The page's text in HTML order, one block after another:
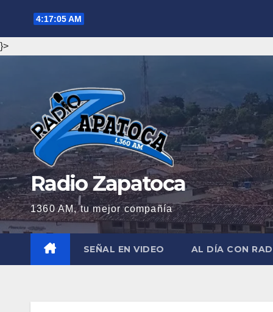
contenido
4:17:07 AM
}>
Radio Zapatoca
1360 AM, tu mejor compañía
SEÑAL EN VIDEO AL DÍA CON